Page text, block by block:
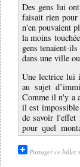
Des gens lui
faisait rien
n'en pouvaient
la moins
gens tenaient-
dans une ville
Une lectrice lui
au sujet
Comme il n'y a
il est
de savoir l'effet
pour quel
grande opacité.
données qu'il
nombreuse
Partager ce billet